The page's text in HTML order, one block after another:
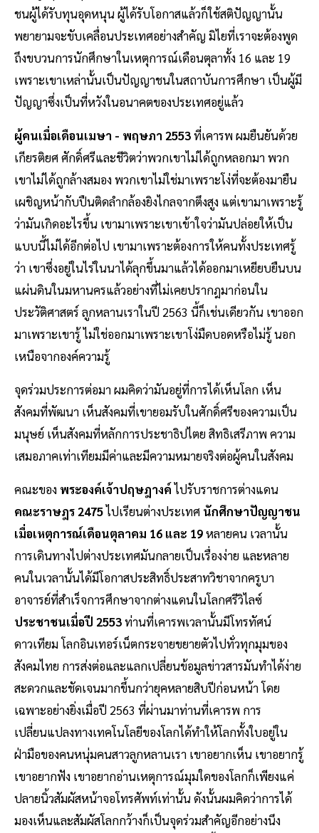
ชนผู้ได้รับทุนอุดหนุน ผู้ได้รับโอกาสแล้วก็ใช้สติปัญญานั้น
พยายามจะขับเคลื่อนประเทศอย่างสำคัญ มิไยที่เราจะต้องพูด
ถึงขบวนการนักศึกษาในเหตุการณ์เดือนตุลาทั้ง 16 และ 19
เพราะเขาเหล่านั้นเป็นปัญญาชนในสถาบันการศึกษา เป็นผู้มี
ปัญญาซึ่งเป็นที่หวังในอนาคตของประเทศอยู่แล้ว
ผู้คนเมื่อเดือนเมษา - พฤษภา 2553ที่เคารพ ผมยืนยันด้วย
เกียรติยศ ศักดิ์ศรีและชีวิตว่าพวกเขาไม่ได้ถูกหลอกมา พวก
เขาไม่ได้ถูกล้างสมอง พวกเขาไม่ใช่มาเพราะโง่ที่จะต้องมายืน
เผชิญหน้ากับปืนติดลำกล้องยิงไกลจากตึงสูง แต่เขามาเพราะรู้
ว่ามันเกิดอะไรขึ้น เขามาเพราะเขาเข้าใจว่ามันปล่อยให้เป็น
แบบนี้ไม่ได้อีกต่อไป เขามาเพราะต้องการให้คนทั้งประเทศรู้
ว่า เขาซึ่งอยู่ในไร่ในนาได้ลุกขึ้นมาแล้วได้ออกมาเหยียบยืนบน
แผ่นดินในมหานครแล้วอย่างที่ไม่เคยปรากฎมาก่อนใน
ประวัติศาสตร์ ลูกหลานเราในปี 2563 นี้ก็เช่นเดียวกัน เขาออก
มาเพราะเขารู้ ไม่ใช่ออกมาเพราะเขาโง่มืดบอดหรือไม่รู้ นอก
เหนือจากองค์ความรู้
จุดร่วมประการต่อมา ผมคิดว่ามันอยู่ที่การได้เห็นโลก เห็น
สังคมที่พัฒนา เห็นสังคมที่เขายอมรับในศักดิ์ศรีของความเป็น
มนุษย์ เห็นสังคมที่หลักการประชาธิปไตย สิทธิเสรีภาพ ความ
เสมอภาคเท่าเทียมมีค่าและมีความหมายจริงต่อผู้คนในสังคม
คณะของ พระองค์เจ้าปฤษฎางค์ไปรับราชการต่างแดน
คณะราษฎร 2475ไปเรียนต่างประเทศ นักศึกษาปัญญาชน
เมื่อเหตุการณ์เดือนตุลาคม 16 และ 19หลายคน เวลานั้น
การเดินทางไปต่างประเทศมันกลายเป็นเรื่องง่าย และหลาย
คนในเวลานั้นได้มีโอกาสประสิทธิ์ประสาทวิชาจากครูบา
อาจารย์ที่สำเร็จการศึกษาจากต่างแดนในโลกศรีวิไลซ์
ประชาชนเมื่อปี 2553ท่านที่เคารพเวลานั้นมีโทรทัศน์
ดาวเทียม โลกอินเทอร์เน็ตกระจายขยายตัวไปทั่วทุกมุมของ
สังคมไทย การส่งต่อและแลกเปลี่ยนข้อมูลข่าวสารมันทำได้ง่าย
สะดวกและชัดเจนมากขึ้นกว่ายุคหลายสิบปีก่อนหน้า โดย
เฉพาะอย่างยิ่งเมื่อปี 2563 ที่ผ่านมาท่านที่เคารพ การ
เปลี่ยนแปลงทางเทคโนโลยีของโลกได้ทำให้โลกทั้งใบอยู่ใน
ฝ่ามือของคนหนุ่มคนสาวลูกหลานเรา เขาอยากเห็น เขาอยากรู้
เขาอยากฟัง เขาอยากอ่านเหตุการณ์มุมใดของโลกก็เพียงแค่
ปลายนิ้วสัมผัสหน้าจอโทรศัพท์เท่านั้น ดังนั้นผมคิดว่าการได้
มองเห็นและสัมผัสโลกกว้างก็เป็นจุดร่วมสำคัญอีกอย่างนึง